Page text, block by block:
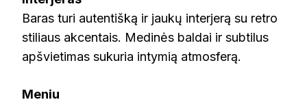
Baras turi autentišką ir jaukų interjerą su retro
stiliaus akcentais. Medinės baldai ir subtilus
apšvietimas sukuria intymią atmosferą.
Meniu